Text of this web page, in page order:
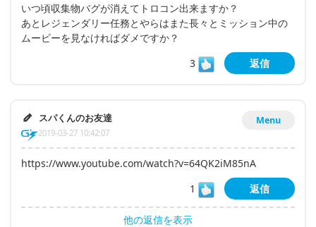
いつ頃収集物バグが消えてトロコン出来ますか？
あとレジェンダリー任務とやらはまた長々とミッション中の
ムービーを見なければダメですか？
3
返信
Menu
スパくんのお友達
2019-03-27 10:42:07
https://www.youtube.com/watch?v=64QK2iM85nA
1
返信
他の返信を表示